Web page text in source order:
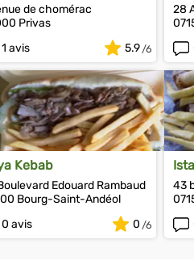
de chomérac
Privas
1 avis
5.9
28
Kebab
Edouard Rambaud
Bourg-Saint-Andéol
0 avis
0
43